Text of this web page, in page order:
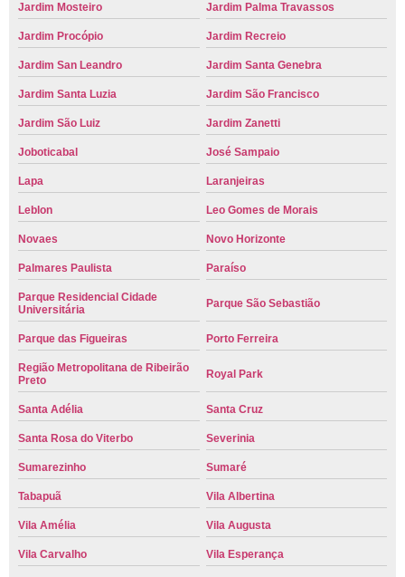
Jardim Mosteiro Jardim Palma Travassos
Jardim Procópio Jardim Recreio
Jardim San Leandro Jardim Santa Genebra
Jardim Santa Luzia Jardim São Francisco
Jardim São Luiz Jardim Zanetti
Joboticabal José Sampaio
Lapa Laranjeiras
Leblon Leo Gomes de Morais
Novaes Novo Horizonte
Palmares Paulista Paraíso
Parque Residencial Cidade
Universitária
Parque São Sebastião
Parque das Figueiras Porto Ferreira
Região Metropolitana de Ribeirão
Preto
Royal Park
Santa Adélia Santa Cruz
Santa Rosa do Viterbo Severinia
Sumarezinho Sumaré
Tabapuã Vila Albertina
Vila Amélia Vila Augusta
Vila Carvalho Vila Esperança